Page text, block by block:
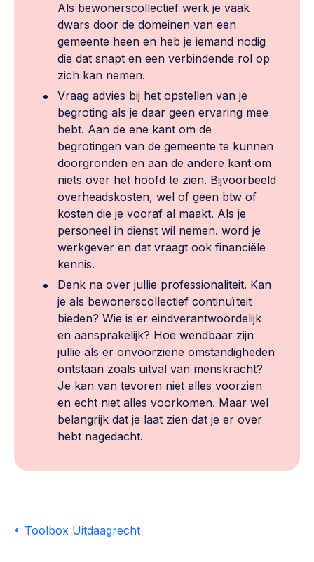
Als bewonerscollectief werk je vaak
dwars door de domeinen van een
gemeente heen en heb je iemand nodig
die dat snapt en een verbindende rol op
zich kan nemen.
Vraag advies bij het opstellen van je
begroting als je daar geen ervaring mee
hebt. Aan de ene kant om de
begrotingen van de gemeente te kunnen
doorgronden en aan de andere kant om
niets over het hoofd te zien. Bijvoorbeeld
overheadskosten, wel of geen btw of
kosten die je vooraf al maakt. Als je
personeel in dienst wil nemen. word je
werkgever en dat vraagt ook financiële
kennis.
Denk na over jullie professionaliteit. Kan
je als bewonerscollectief continuïteit
bieden? Wie is er eindverantwoordelijk
en aansprakelijk? Hoe wendbaar zijn
jullie als er onvoorziene omstandigheden
ontstaan zoals uitval van menskracht?
Je kan van tevoren niet alles voorzien
en echt niet alles voorkomen. Maar wel
belangrijk dat je laat zien dat je er over
hebt nagedacht.
Toolbox Uitdaagrecht